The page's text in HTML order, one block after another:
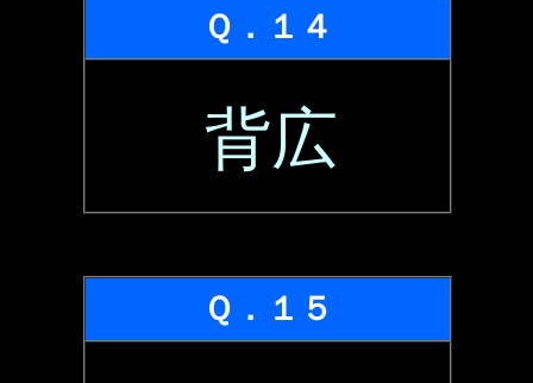
Ｑ．１４
背広
Ｑ．１５